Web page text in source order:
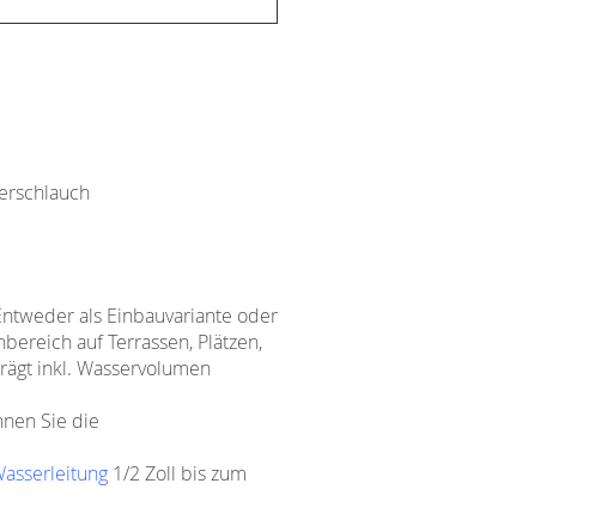
als Einbauvariante oder
auf Terrassen, Plätzen,
inkl. Wasservolumen
Sie die
1/2 Zoll bis zum